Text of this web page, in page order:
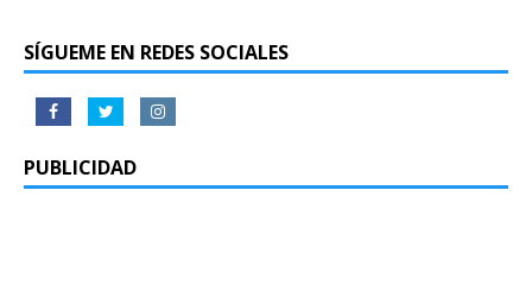
SÍGUEME EN REDES SOCIALES
PUBLICIDAD